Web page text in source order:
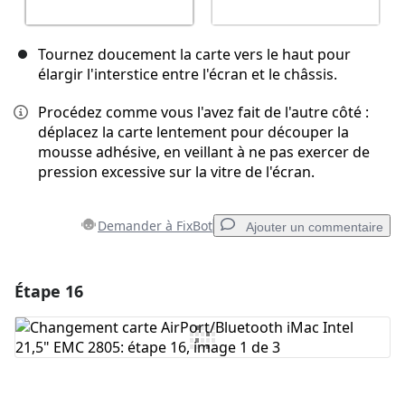
Tournez doucement la carte vers le haut pour
élargir l'interstice entre l'écran et le châssis.
Procédez comme vous l'avez fait de l'autre côté :
déplacez la carte lentement pour découper la
mousse adhésive, en veillant à ne pas exercer de
pression excessive sur la vitre de l'écran.
Demander à FixBot Ajouter un commentaire
Ajouter un commentaire
Étape 16